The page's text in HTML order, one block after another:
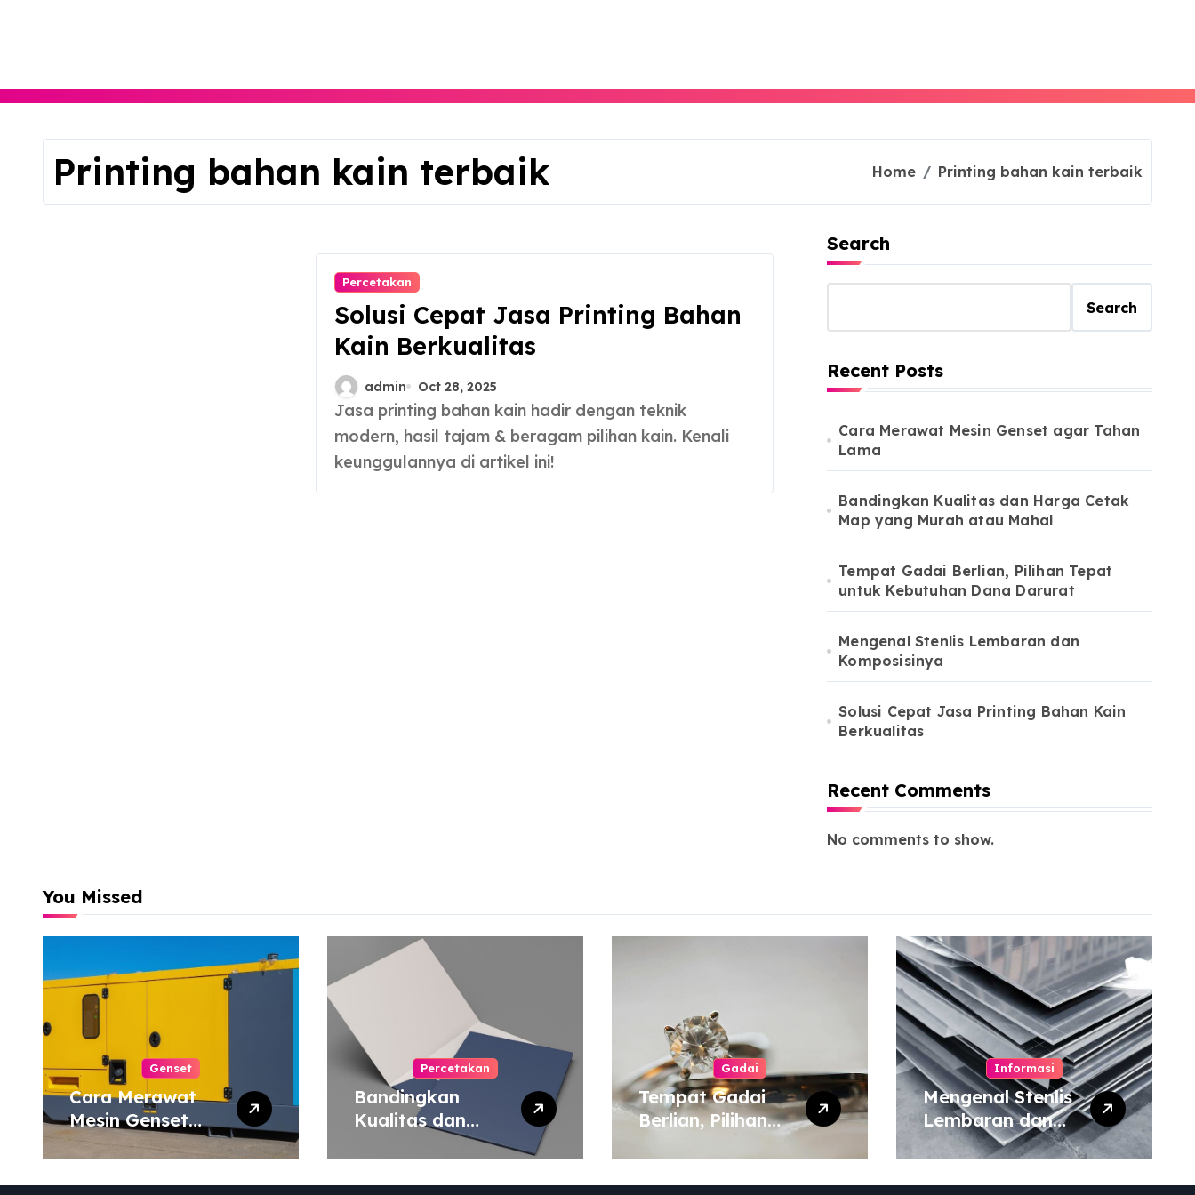
Printing bahan kain terbaik Home Printing bahan kain terbaik
Percetakan
Solusi Cepat Jasa Printing Bahan
Kain Berkualitas
admin Oct 28, 2025
Jasa printing bahan kain hadir dengan teknik
modern, hasil tajam & beragam pilihan kain. Kenali
keunggulannya di artikel ini!
Search
Search
Recent Posts
Cara Merawat Mesin Genset agar Tahan
Lama
Bandingkan Kualitas dan Harga Cetak
Map yang Murah atau Mahal
Tempat Gadai Berlian, Pilihan Tepat
untuk Kebutuhan Dana Darurat
Mengenal Stenlis Lembaran dan
Komposisinya
Solusi Cepat Jasa Printing Bahan Kain
Berkualitas
Recent Comments
No comments to show.
You Missed
Genset
Cara Merawat
Mesin Genset
agar Tahan Lama
Percetakan
Bandingkan
Kualitas dan
Harga Cetak
Map yang Murah
atau Mahal
Gadai
Tempat Gadai
Berlian, Pilihan
Kebutuhan Dana
Darurat
Informasi
Mengenal Stenlis
Lembaran dan
Komposisinya